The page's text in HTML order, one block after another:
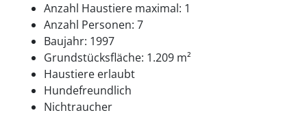
Anzahl Haustiere maximal: 1
Anzahl Personen: 7
Baujahr: 1997
Grundstücksfläche: 1.209 m²
Haustiere erlaubt
Hundefreundlich
Nichtraucher